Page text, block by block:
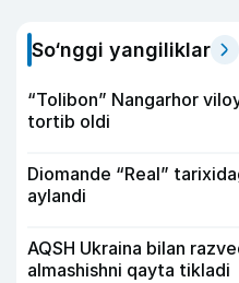
So‘nggi yangiliklar
“Tolibon” Nangarhor
tortib oldi
Diomande “Real”
aylandi
AQSH Ukraina bilan
almashishni qayta tikladi